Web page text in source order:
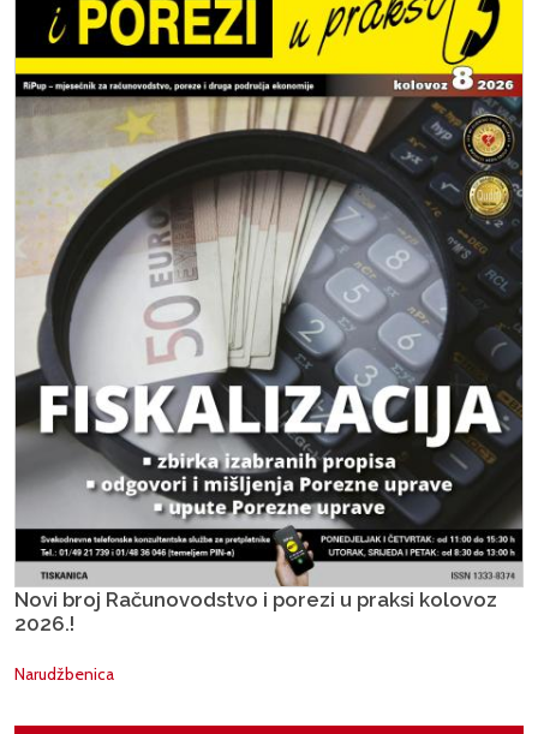
Novi broj Računovodstvo i porezi u praksi kolovoz
2026.!
Narudžbenica